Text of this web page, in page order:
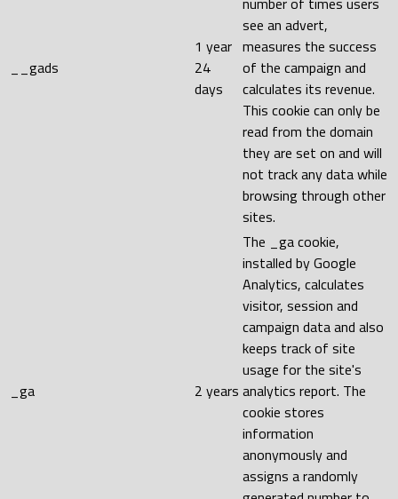
__gads
1 year
24
days
see an advert,
measures the success
of the campaign and
calculates its revenue.
This cookie can only be
read from the domain
they are set on and will
not track any data while
browsing through other
sites.
_ga 2 years
The _ga cookie,
installed by Google
Analytics, calculates
visitor, session and
campaign data and also
keeps track of site
usage for the site's
analytics report. The
cookie stores
information
anonymously and
assigns a randomly